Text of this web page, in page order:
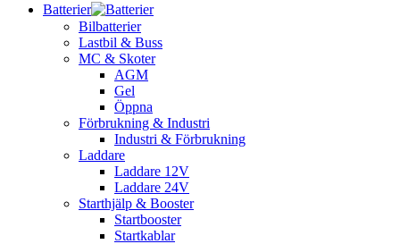
Batterier
Bilbatterier
Lastbil & Buss
MC & Skoter
AGM
Gel
Öppna
Förbrukning & Industri
Industri & Förbrukning
Laddare
Laddare 12V
Laddare 24V
Starthjälp & Booster
Startbooster
Startkablar